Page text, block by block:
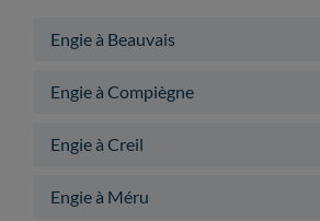
Engie à Beauvais
Engie à Compiègne
Engie à Creil
Engie à Méru